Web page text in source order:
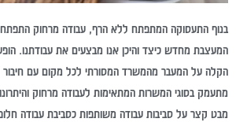
בנוף התעסוקה המתפתח ללא הרף, עבודה מרחוק
המעצבת מחדש כיצד והיכן אנו מבצעים את עבודתנו.
הקלה על המעבר מהמשרד המסורתי לכל מקום עם
מתעמק בסוגי המשרות המתאימות לעבודה מרחוק
מבט קצר על סביבות עבודה משותפות כסביבת עבודה